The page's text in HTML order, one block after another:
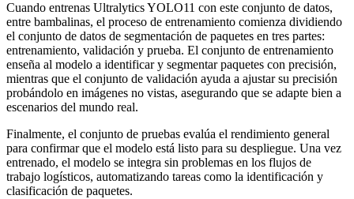
Cuando entrenas Ultralytics YOLO11 con este conjunto de datos,
entre bambalinas, el proceso de entrenamiento comienza dividiendo
el conjunto de datos de segmentación de paquetes en tres partes:
entrenamiento, validación y prueba. El conjunto de entrenamiento
enseña al modelo a identificar y segmentar paquetes con precisión,
mientras que el conjunto de validación ayuda a ajustar su precisión
probándolo en imágenes no vistas, asegurando que se adapte bien a
escenarios del mundo real.
Finalmente, el conjunto de pruebas evalúa el rendimiento general
para confirmar que el modelo está listo para su despliegue. Una vez
entrenado, el modelo se integra sin problemas en los flujos de
trabajo logísticos, automatizando tareas como la identificación y
clasificación de paquetes.